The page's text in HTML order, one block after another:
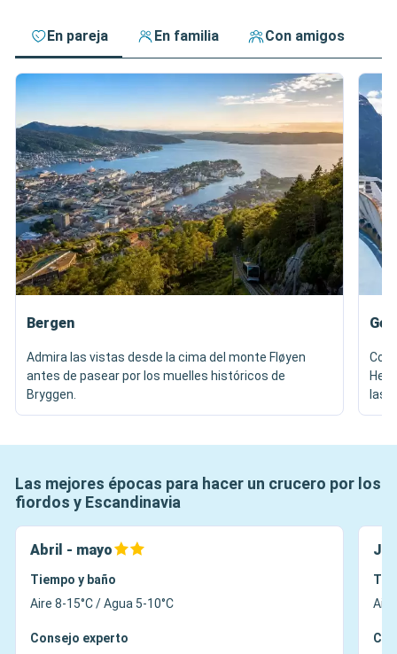
En pareja En familia Con amigos
Bergen
Admira las vistas desde la cima del monte Fløyen
antes de pasear por los muelles históricos de
Bryggen.
las
Las mejores épocas para hacer un crucero por los
fiordos y Escandinavia
Abril - mayo
Tiempo y baño
Aire 8-15°C / Agua 5-10°C
Consejo experto
Aire